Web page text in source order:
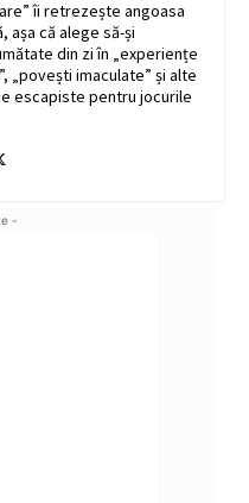
îi retrezește angoasa
așa că alege să-și
din zi în „experiențe
„povești imaculate” și alte
escapiste pentru jocurile
-